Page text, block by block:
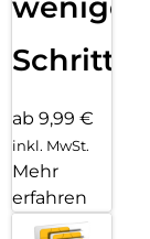
wenigen
Schritten
ab 9,99 €
inkl. MwSt.
Mehr
erfahren